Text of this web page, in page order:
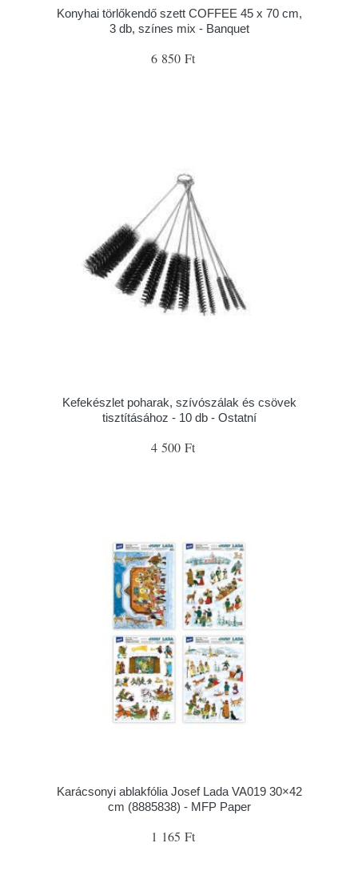
Konyhai törlőkendő szett COFFEE 45 x 70 cm,
3 db, színes mix - Banquet
6 850 Ft
Kefekészlet poharak, szívószálak és csövek
tisztításához - 10 db - Ostatní
4 500 Ft
Karácsonyi ablakfólia Josef Lada VA019 30×42
cm (8885838) - MFP Paper
1 165 Ft